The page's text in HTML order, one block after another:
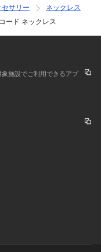
品なカジュアルさを
さ
、落ち着いたリズム
ラスト
ト
タイリングにアクセ
サリー
ネックレス
ード ネックレス
施設でご利用できるアプ